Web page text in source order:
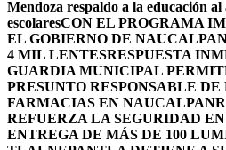
Mendoza respaldo a la educación
escolaresCON EL PROGRAMA
EL GOBIERNO DE
4 MIL LENTESRESPUESTA
GUARDIA MUNICIPAL
PRESUNTO RESPONSABLE DE
FARMACIAS EN NAUCALPAN
REFUERZA LA SEGURIDAD
ENTREGA DE MÁS DE 100